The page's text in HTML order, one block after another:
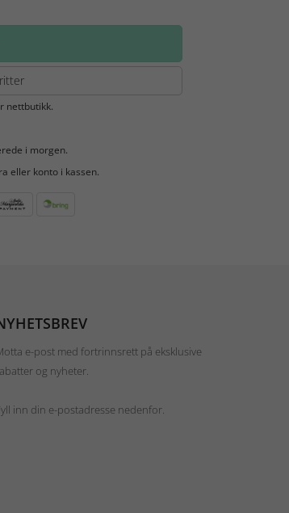
nettbutikk.
i morgen.
eller konto i kassen.
e-post med fortrinnsrett på eksklusive
og nyheter.
inn din e-postadresse nedenfor.